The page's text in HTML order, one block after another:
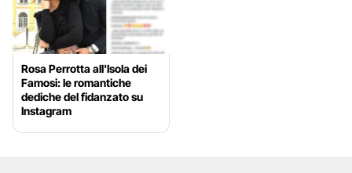
Rosa Perrotta all'Isola dei
Famosi: le romantiche
dediche del fidanzato su
Instagram